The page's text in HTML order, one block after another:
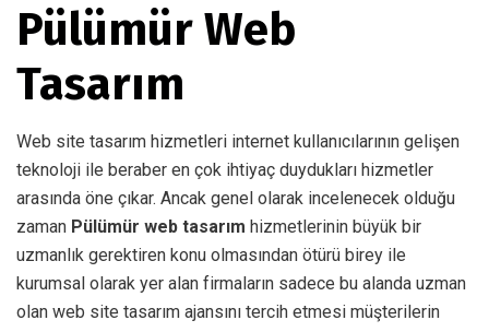
Pülümür Web
Tasarım
Web site tasarım hizmetleri internet kullanıcılarının gelişen
teknoloji ile beraber en çok ihtiyaç duydukları hizmetler
arasında öne çıkar. Ancak genel olarak incelenecek olduğu
zaman Pülümür web tasarım hizmetlerinin büyük bir
uzmanlık gerektiren konu olmasından ötürü birey ile
kurumsal olarak yer alan firmaların sadece bu alanda uzman
olan web site tasarım ajansını tercih etmesi müşterilerin